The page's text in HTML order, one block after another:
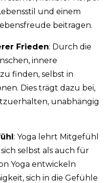
und einem
beitragen.
Frieden: Durch die
innere
finden, selbst in
Dies trägt dazu bei,
unabhängig
: Yoga lehrt Mitgefühl
selbst als auch für
Yoga entwickeln
sich in die Gefühle